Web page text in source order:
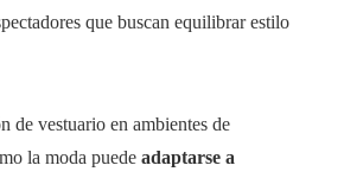
que buscan equilibrar estilo
de vestuario en ambientes de
la moda puede adaptarse a